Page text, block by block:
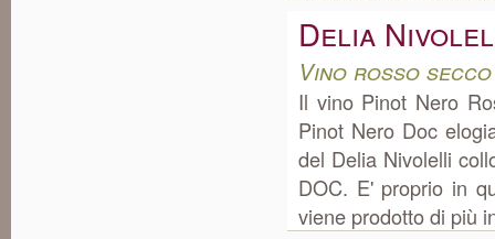
Delia
Vino rosso
Il vino Pinot Nero
Pinot Nero Doc
del Delia Nivolelli
DOC. E' proprio in
viene prodotto di più